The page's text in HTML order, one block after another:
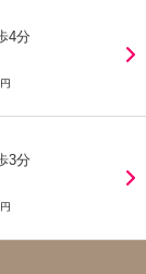
4分
円
3分
円